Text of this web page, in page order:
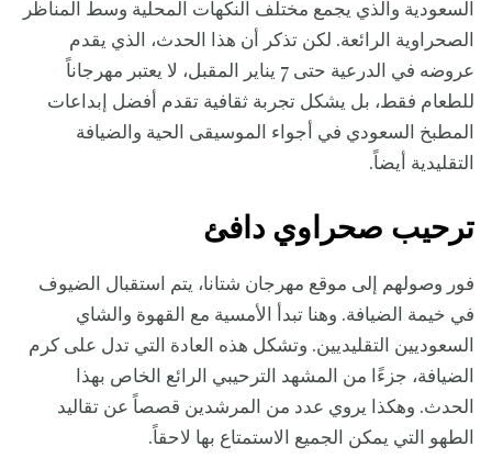
السعودية والذي يجمع مختلف النكهات المحلية وسط المناظر
الصحراوية الرائعة. لكن تذكر أن هذا الحدث، الذي يقدم
عروضه في الدرعية حتى 7 يناير المقبل، لا يعتبر مهرجاناً
للطعام فقط، بل يشكل تجربة ثقافية تقدم أفضل إبداعات
المطبخ السعودي في أجواء الموسيقى الحية والضيافة
التقليدية أيضاً.
ترحيب صحراوي دافئ
فور وصولهم إلى موقع مهرجان شتانا، يتم استقبال الضيوف
في خيمة الضيافة. وهنا تبدأ الأمسية مع القهوة والشاي
السعوديين التقليديين. وتشكل هذه العادة التي تدل على كرم
الضيافة، جزءًا من المشهد الترحيبي الرائع الخاص بهذا
الحدث. وهكذا يروي عدد من المرشدين قصصاً عن تقاليد
الطهو التي يمكن الجميع الاستمتاع بها لاحقاً.